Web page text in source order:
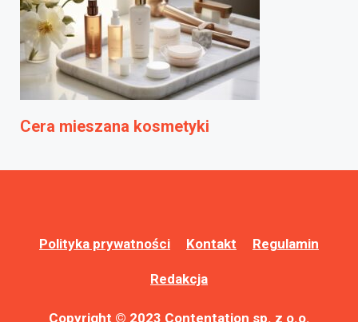
Cera mieszana kosmetyki
Polityka prywatności Kontakt Regulamin
Redakcja
Copyright © 2023 Contentation sp. z o.o.